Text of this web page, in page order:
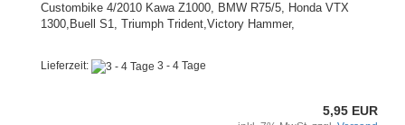
Custombike 4/2010 Kawa Z1000, BMW R75/5, Honda VTX
1300,Buell S1, Triumph Trident,Victory Hammer,
Lieferzeit: 3 - 4 Tage
5,95 EUR